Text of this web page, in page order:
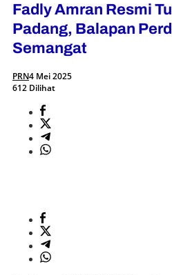
Fadly Amran Resmi
Padang, Balapan
Semangat
PRN4 Mei 2025
612 Dilihat